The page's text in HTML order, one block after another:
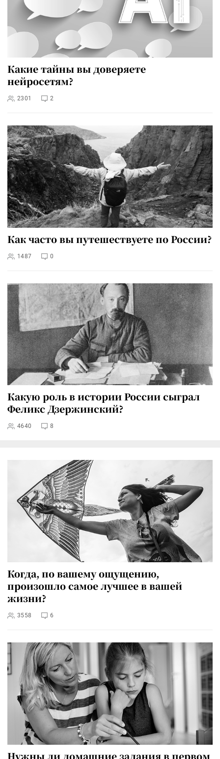
Какие тайны вы доверяете
нейросетям?
2301 2
Как часто вы путешествуете по России?
1487 0
Какую роль в истории России сыграл
Феликс Дзержинский?
4640 8
Когда, по вашему ощущению,
произошло самое лучшее в вашей
жизни?
3558 6
Нужны ли домашние задания в первом